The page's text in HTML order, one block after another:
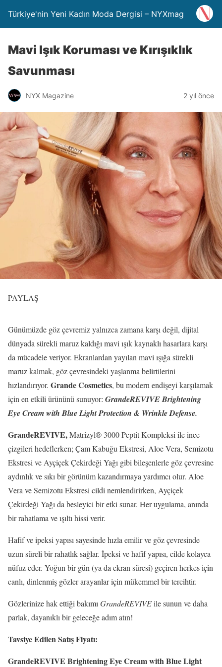
Türkiye'nin Yeni Kadın Moda Dergisi – NYXmag
Mavi Işık Koruması ve Kırışıklık
Savunması
NYX Magazine 2 yıl önce
PAYLAŞ
Günümüzde göz çevremiz yalnızca zamana karşı değil, dijital
dünyada sürekli maruz kaldığı mavi ışık kaynaklı hasarlara karşı
da mücadele veriyor. Ekranlardan yayılan mavi ışığa sürekli
maruz kalmak, göz çevresindeki yaşlanma belirtilerini
hızlandırıyor. Grande Cosmetics, bu modern endişeyi karşılamak
için en etkili ürününü sunuyor: GrandeREVIVE Brightening
Eye Cream with Blue Light Protection & Wrinkle Defense.
GrandeREVIVE,Matrizyl® 3000 Peptit Kompleksi ile ince
çizgileri hedeflerken; Çam Kabuğu Ekstresi, Aloe Vera, Semizotu
Ekstresi ve Ayçiçek Çekirdeği Yağı gibi bileşenlerle göz çevresine
aydınlık ve sıkı bir görünüm kazandırmaya yardımcı olur. Aloe
Vera ve Semizotu Ekstresi cildi nemlendirirken, Ayçiçek
Çekirdeği Yağı da besleyici bir etki sunar. Her uygulama, anında
bir rahatlama ve ışıltı hissi verir.
Hafif ve ipeksi yapısı sayesinde hızla emilir ve göz çevresinde
uzun süreli bir rahatlık sağlar. İpeksi ve hafif yapısı, cilde kolayca
nüfuz eder. Yoğun bir gün (ya da ekran süresi) geçiren herkes için
canlı, dinlenmiş gözler arayanlar için mükemmel bir tercihtir.
Gözlerinize hak ettiği bakımı GrandeREVIVEile sunun ve daha
parlak, dayanıklı bir geleceğe adım atın!
Tavsiye Edilen Satış Fiyatı:
GrandeREVIVE Brightening Eye Cream with Blue Light